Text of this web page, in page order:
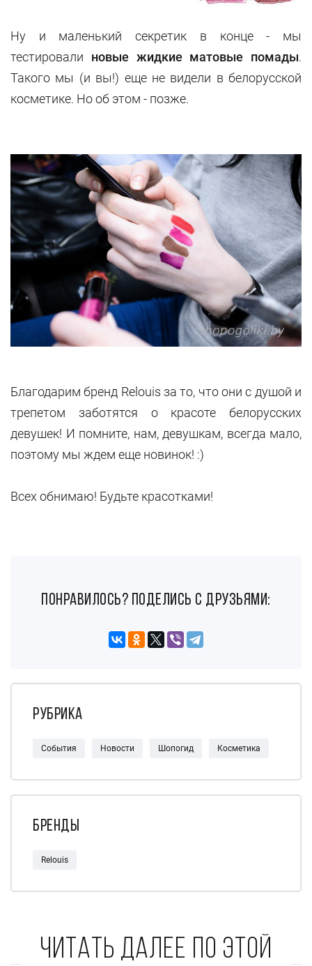
Ну и маленький секретик в конце - мы
тестировали новые жидкие матовые помады.
Такого мы (и вы!) еще не видели в белорусской
косметике. Но об этом - позже.
Благодарим бренд Relouis за то, что они с душой и
трепетом заботятся о красоте белорусских
девушек! И помните, нам, девушкам, всегда мало,
поэтому мы ждем еще новинок! :)
Всех обнимаю! Будьте красотками!
понравилось? поделись с друзьями:
Рубрика
События Новости Шопогид Косметика
Бренды
Relouis
Читать далее по этой